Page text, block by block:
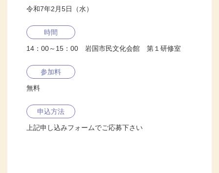
令和7年2月5日（水）
時間
14：00～15：00 岩国市民文化会館 第１研修室
参加料
無料
申込方法
上記申し込みフォームでご応募下さい